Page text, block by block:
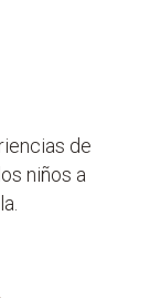
de
niños a